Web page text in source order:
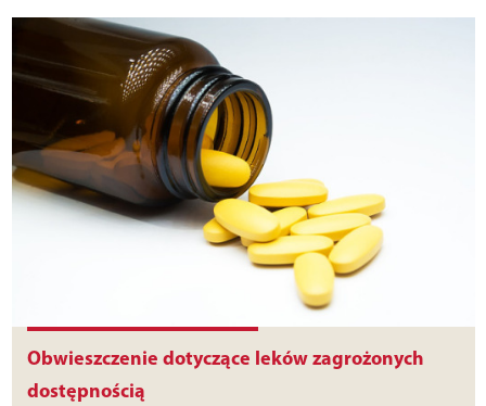
Obwieszczenie dotyczące leków zagrożonych
dostępnością